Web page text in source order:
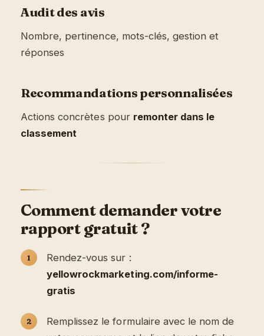
Audit des avis
Nombre, pertinence, mots-clés, gestion et
réponses
Recommandations personnalisées
Actions concrètes pour remonter dans le
classement
Comment demander votre
rapport gratuit ?
Rendez-vous sur :
yellowrockmarketing.com/informe-
gratis
Remplissez le formulaire avec le nom de